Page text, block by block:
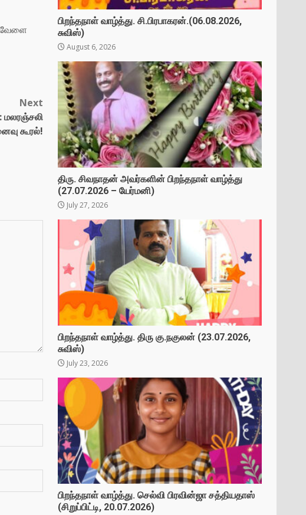
Next
மலரஞ்சலி
கூரல்!
பிறந்தநாள் வாழ்த்து. சி.பிரபாகரன்.(06.08.2026,
சுவிஸ்)
August 6, 2026
திரு. சிவநாதன் அவர்களின் பிறந்தநாள் வாழ்த்து
(27.07.2026 – யேர்மனி)
July 27, 2026
பிறந்தநாள் வாழ்த்து. திரு கு.நகுலன் (23.07.2026,
சுவிஸ்)
July 23, 2026
பிறந்தநாள் வாழ்த்து. செல்வி பிரவின்ஜா சத்தியதாஸ்
(சிறுப்பிட்டி, 20.07.2026)